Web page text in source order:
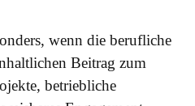
wenn die berufliche
Beitrag zum
betriebliche